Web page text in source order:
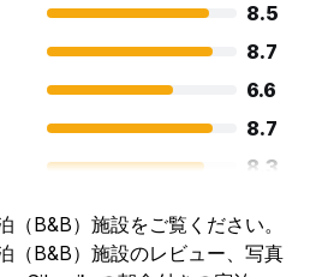
8.5
8.7
6.6
8.7
8.3
8.8
B&B）施設をご覧ください。
（B&B）施設のレビュー、写真